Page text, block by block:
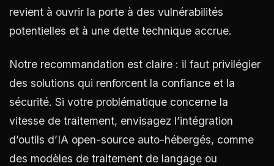
revient à ouvrir la porte à des vulnérabilités
potentielles et à une dette technique accrue.
Notre recommandation est claire : il faut privilégier
des solutions qui renforcent la confiance et la
sécurité. Si votre problématique concerne la
vitesse de traitement, envisagez l’intégration
d’outils d’IA open-source auto-hébergés, comme
des modèles de traitement de langage ou